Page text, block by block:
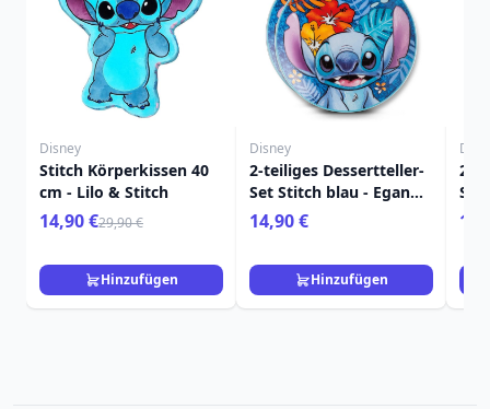
Disney
Stitch Körperkissen 40
cm - Lilo & Stitch
14,90 €29,90 €
Hinzufügen
Disney
2-teiliges Dessertteller-
Set Stitch blau - Egan
Disney Home
14,90 €
Hinzufügen
2-
Set